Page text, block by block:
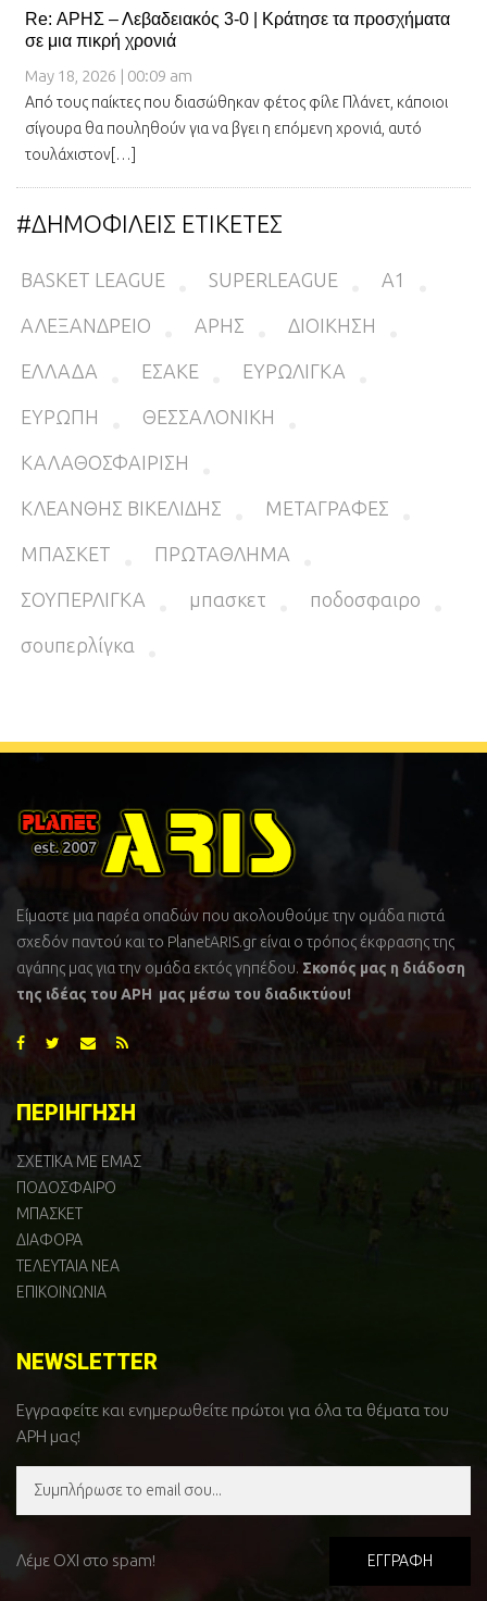
Re: ΑΡΗΣ – Λεβαδειακός 3-0 | Κράτησε τα προσχήματα
σε μια πικρή χρονιά
May 18, 2026 | 00:09 am
Από τους παίκτες που διασώθηκαν φέτος φίλε Πλάνετ, κάποιοι
σίγουρα θα πουληθούν για να βγει η επόμενη χρονιά, αυτό
τουλάχιστον[…]
#ΔΗΜΟΦΙΛΕΙΣ ΕΤΙΚΕΤΕΣ
BASKET LEAGUE SUPERLEAGUE Α1
ΑΛΕΞΑΝΔΡΕΙΟ ΑΡΗΣ ΔΙΟΙΚΗΣΗ
ΕΛΛΑΔΑ ΕΣΑΚΕ ΕΥΡΩΛΙΓΚΑ
ΕΥΡΩΠΗ ΘΕΣΣΑΛΟΝΙΚΗ
ΚΑΛΑΘΟΣΦΑΙΡΙΣΗ
ΚΛΕΑΝΘΗΣ ΒΙΚΕΛΙΔΗΣ ΜΕΤΑΓΡΑΦΕΣ
ΜΠΑΣΚΕΤ ΠΡΩΤΑΘΛΗΜΑ
ΣΟΥΠΕΡΛΙΓΚΑ μπασκετ ποδοσφαιρο
σουπερλίγκα
Είμαστε μια παρέα οπαδών που ακολουθούμε την ομάδα πιστά
σχεδόν παντού και το PlanetARIS.gr είναι ο τρόπος έκφρασης της
αγάπης μας για την ομάδα εκτός γηπέδου. Σκοπός μας η διάδοση
της ιδέας του ΑΡΗ μας μέσω του διαδικτύου!
ΠΕΡΙΗΓΗΣΗ
ΣΧΕΤΙΚΑ ΜΕ ΕΜΑΣ
ΠΟΔΟΣΦΑΙΡΟ
ΜΠΑΣΚΕΤ
ΔΙΑΦΟΡΑ
ΤΕΛΕΥΤΑΙΑ ΝΕΑ
ΕΠΙΚΟΙΝΩΝΙΑ
NEWSLETTER
Εγγραφείτε και ενημερωθείτε πρώτοι για όλα τα θέματα του
ΑΡΗ μας!
Λέμε ΟΧΙ στο spam!